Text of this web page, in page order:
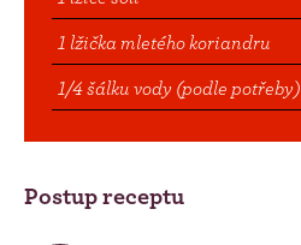
1 lžička mletého koriandru
1/4 šálku vody (podle potřeby)
Postup receptu